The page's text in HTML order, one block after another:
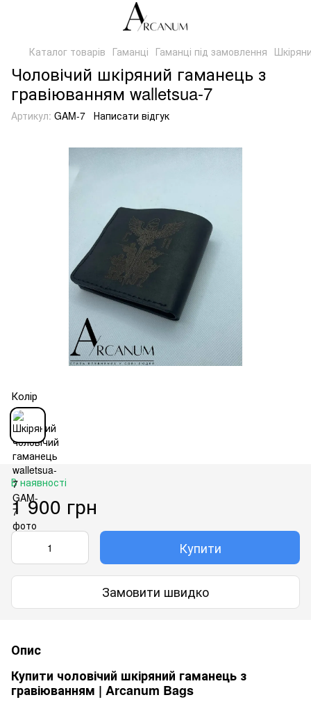
Каталог товарів Гаманці Гаманці під замовлення
Чоловічий шкіряний гаманець з
гравіюванням walletsua-7
Артикул: GAM-7 Написати відгук
Колір
В наявності
1 900 грн
Купити
Замовити швидко
Опис
Купити чоловічий шкіряний гаманець з
гравіюванням | Arcanum Bags